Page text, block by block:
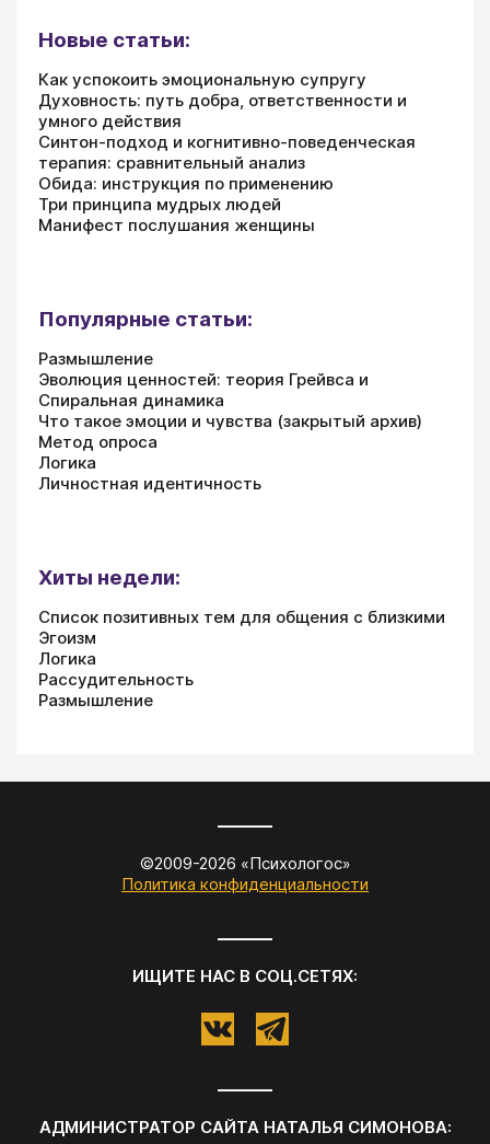
Новые статьи:
Как успокоить эмоциональную супругу
Духовность: путь добра, ответственности и
умного действия
Синтон-подход и когнитивно-поведенческая
терапия: сравнительный анализ
Обида: инструкция по применению
Три принципа мудрых людей
Манифест послушания женщины
Популярные статьи:
Размышление
Эволюция ценностей: теория Грейвса и
Спиральная динамика
Что такое эмоции и чувства (закрытый архив)
Метод опроса
Логика
Личностная идентичность
Хиты недели:
Список позитивных тем для общения с близкими
Эгоизм
Логика
Рассудительность
Размышление
©2009-2026 «Психологос»
Политика конфиденциальности
ИЩИТЕ НАС В СОЦ.СЕТЯХ:
АДМИНИСТРАТОР САЙТА НАТАЛЬЯ СИМОНОВА: